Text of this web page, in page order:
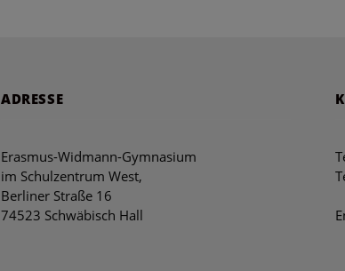
ADRESSE
Erasmus-Widmann-Gymnasium
im Schulzentrum West,
Berliner Straße 16
74523 Schwäbisch Hall